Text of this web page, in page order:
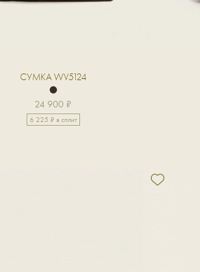
СУМКА WV5124
24 900 ₽
6 225 ₽ в сплит